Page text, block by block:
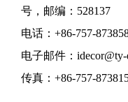
号，邮编：528137
电话：+86-757-
电子邮件：idecor@ty-
传真：+86-757-